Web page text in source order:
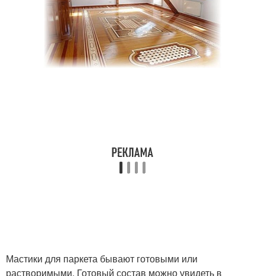
Мастики для паркета бывают готовыми или
растворимыми. Готовый состав можно увидеть в